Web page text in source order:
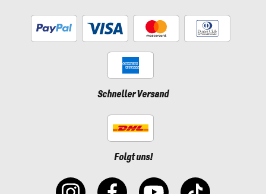
Schneller Versand
Folgt uns!